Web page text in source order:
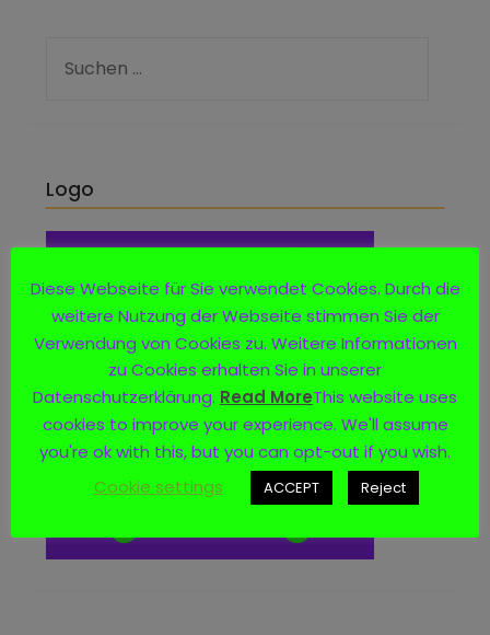
Logo
Diese Webseite für Sie verwendet Cookies. Durch die
weitere Nutzung der Webseite stimmen Sie der
Verwendung von Cookies zu. Weitere Informationen
zu Cookies erhalten Sie in unserer
Datenschutzerklärung. Read MoreThis website uses
cookies to improve your experience. We'll assume
you're ok with this, but you can opt-out if you wish.
Cookie settings
ACCEPT Reject